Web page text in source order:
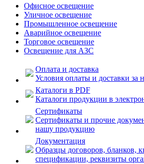
Офисное освещение
Уличное освещение
Промышленное освещение
Аварийное освещение
Торговое освещение
Освещение для АЗС
Оплата и доставка
Условия оплаты и доставки
Каталоги в PDF
Каталоги продукции в
Сертификаты
Сертификаты и прочие
нашу продукцию
Документация
Образцы договоров, бланков,
спецификации, реквизиты